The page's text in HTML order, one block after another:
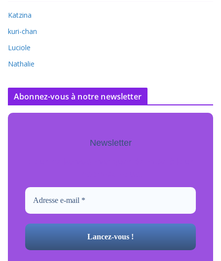
Katzina
kuri-chan
Luciole
Nathalie
Abonnez-vous à notre newsletter
Newsletter